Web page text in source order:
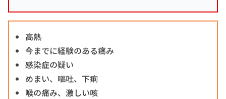
高熱
今までに経験のある痛み
感染症の疑い
めまい、嘔吐、下痢
喉の痛み、激しい咳